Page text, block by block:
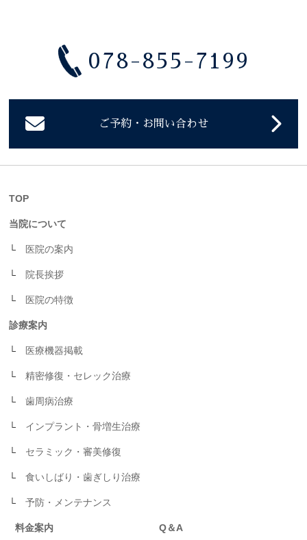
078-855-7199
ご予約・お問い合わせ
TOP
当院について
医院の案内
院長挨拶
医院の特徴
診療案内
医療機器掲載
精密修復・セレック治療
歯周病治療
インプラント・骨増生治療
セラミック・審美修復
食いしばり・歯ぎしり治療
予防・メンテナンス
料金案内 Q＆A